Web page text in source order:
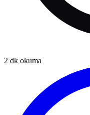
2 dk okuma